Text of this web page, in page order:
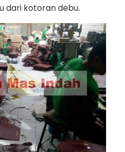
dari kotoran debu.